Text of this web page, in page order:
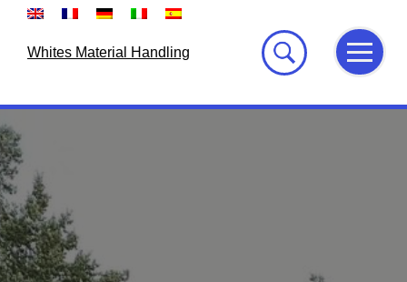
Skip
Whites Material Handling